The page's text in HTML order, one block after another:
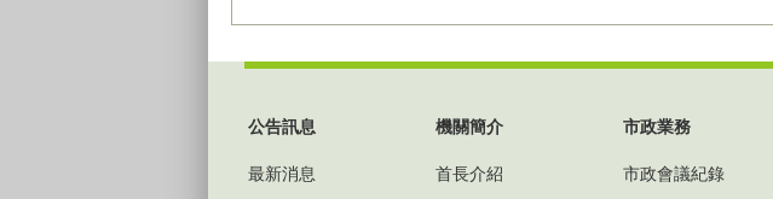
公告訊息
最新消息
機關簡介
首長介紹
市政業務
市政會議紀錄